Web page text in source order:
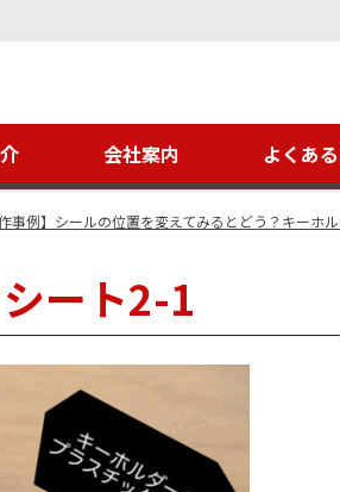
会社案内 よくあ
作事例】シールの位置を変えてみるとどう？キーホ
ート2-1